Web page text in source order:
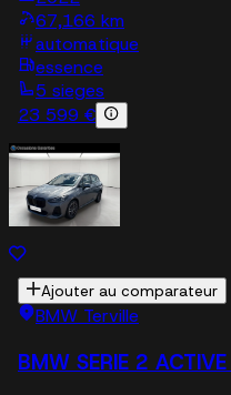
67,166 km
automatique
essence
5 sieges
23 599 €
Ajouter au comparateur
BMW Terville
BMW SERIE 2